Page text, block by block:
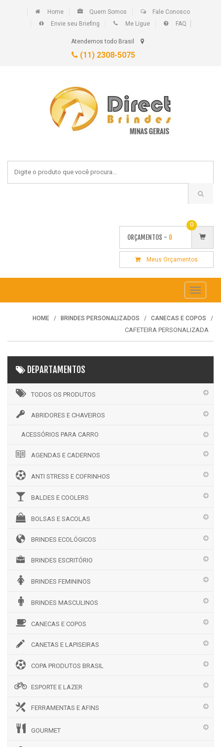
Home Quem Somos
Fale Conosco
Envie seu Briefing
Me Ligue FAQ
Atendemos todo Brasil
(11) 2308-5075
ORÇAMENTOS - 0
0
Meus Orçamentos
Toggle
HOME BRINDES PERSONALIZADOS CANECAS E COPOS
CAFETEIRA PERSONALIZADA
DEPARTAMENTOS
TODOS OS PRODUTOS
ABRIDORES E CHAVEIROS
ACESSÓRIOS PARA CARRO
AGENDAS E CADERNOS
ANTI STRESS E COFRINHOS
BALDES E COOLERS
BOLSAS E SACOLAS
BRINDES ECOLÓGICOS
BRINDES ESCRITÓRIO
BRINDES FEMININOS
BRINDES MASCULINOS
CANECAS E COPOS
CANETAS E LAPISEIRAS
COPA PRODUTOS BRASIL
ESPORTE E LAZER
FERRAMENTAS E AFINS
GOURMET